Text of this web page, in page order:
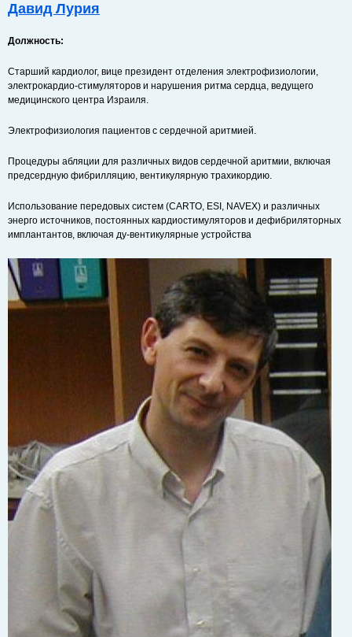
Давид Лурия
Должность:
Старший кардиолог, вице президент отделения электрофизиологии,
электрокардио-стимуляторов и нарушения ритма сердца, ведущего
медицинского центра Израиля.
Электрофизиология пациентов с сердечной аритмией.
Процедуры абляции для различных видов сердечной аритмии, включая
предсердную фибрилляцию, вентикулярную трахикордию.
Использование передовых систем (CARTO, ESI, NAVEX) и различных
энерго источников, постоянных кардиостимуляторов и дефибриляторных
имплантантов, включая ду-вентикулярные устройства